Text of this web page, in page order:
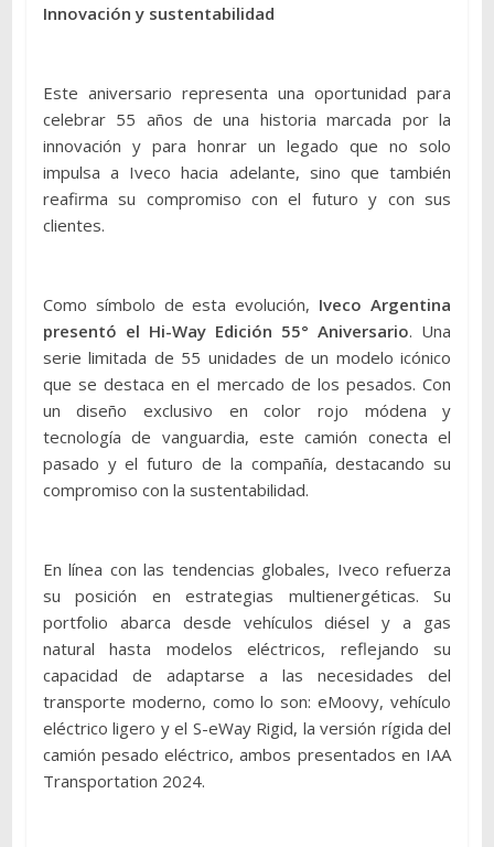
Innovación y sustentabilidad
Este aniversario representa una oportunidad para
celebrar 55 años de una historia marcada por la
innovación y para honrar un legado que no solo
impulsa a Iveco hacia adelante, sino que también
reafirma su compromiso con el futuro y con sus
clientes.
Como símbolo de esta evolución, Iveco Argentina
presentó el Hi-Way Edición 55° Aniversario. Una
serie limitada de 55 unidades de un modelo icónico
que se destaca en el mercado de los pesados. Con
un diseño exclusivo en color rojo módena y
tecnología de vanguardia, este camión conecta el
pasado y el futuro de la compañía, destacando su
compromiso con la sustentabilidad.
En línea con las tendencias globales, Iveco refuerza
su posición en estrategias multienergéticas. Su
portfolio abarca desde vehículos diésel y a gas
natural hasta modelos eléctricos, reflejando su
capacidad de adaptarse a las necesidades del
transporte moderno, como lo son: eMoovy, vehículo
eléctrico ligero y el S-eWay Rigid, la versión rígida del
camión pesado eléctrico, ambos presentados en IAA
Transportation 2024.